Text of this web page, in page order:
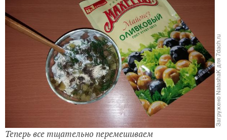
Теперь все тщательно перемешиваем